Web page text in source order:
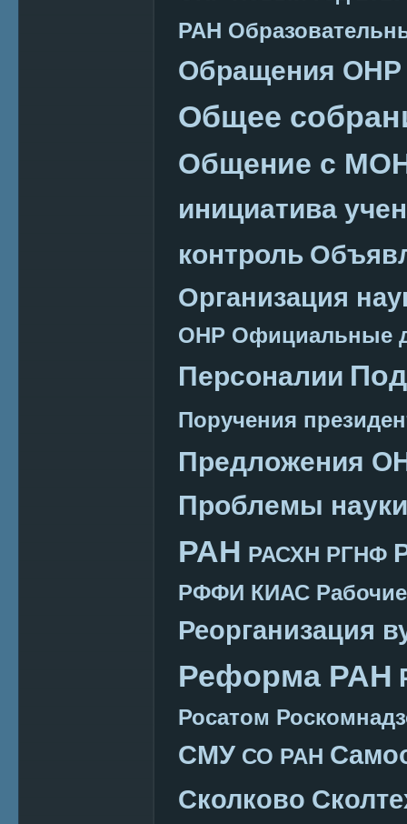
РАН
Обращения ОНР
Общее
Общение с
инициатива
контроль
Организация
ОНР Официальные
Персоналии
Поручения
Предложения
Проблемы науки
РАН РАСХН РГНФ
РФФИ КИАС
Реорганизация
Реформа РАН
Росатом
СМУ СО РАН
Сколково